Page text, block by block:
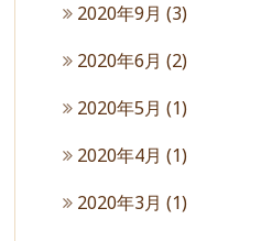
2020年9月 (3)
2020年6月 (2)
2020年5月 (1)
2020年4月 (1)
2020年3月 (1)